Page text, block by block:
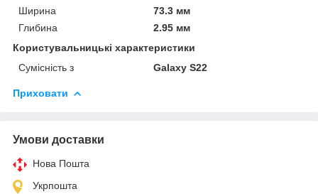
Ширина
73.3 мм
Глибина
2.95 мм
Користувальницькі характеристики
Сумісність з
Galaxy S22
Приховати
Умови доставки
Нова Пошта
Укрпошта